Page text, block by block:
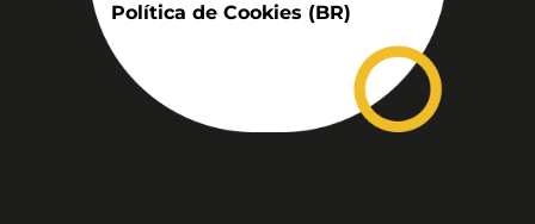
Política de Cookies (BR)